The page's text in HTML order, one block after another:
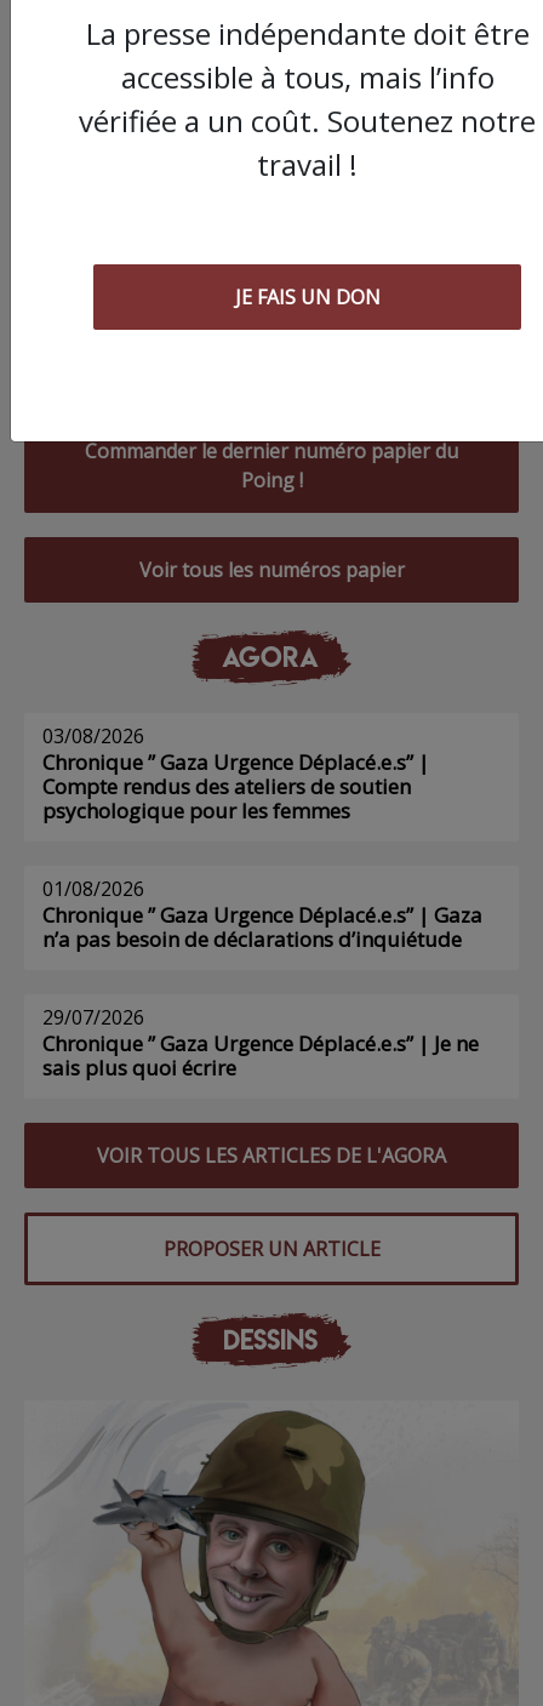
Commander le dernier numéro papier du
Poing !
Voir tous les numéros papier
AGORA
03/08/2026
Chronique ” Gaza Urgence Déplacé.e.s” |
Compte rendus des ateliers de soutien
psychologique pour les femmes
01/08/2026
Chronique ” Gaza Urgence Déplacé.e.s” | Gaza
n’a pas besoin de déclarations d’inquiétude
29/07/2026
Chronique ” Gaza Urgence Déplacé.e.s” | Je ne
sais plus quoi écrire
VOIR TOUS LES ARTICLES DE L'AGORA
PROPOSER UN ARTICLE
DESSINS
La presse indépendante doit être
accessible à tous, mais l’info
vérifiée a un coût. Soutenez notre
travail !
JE FAIS UN DON